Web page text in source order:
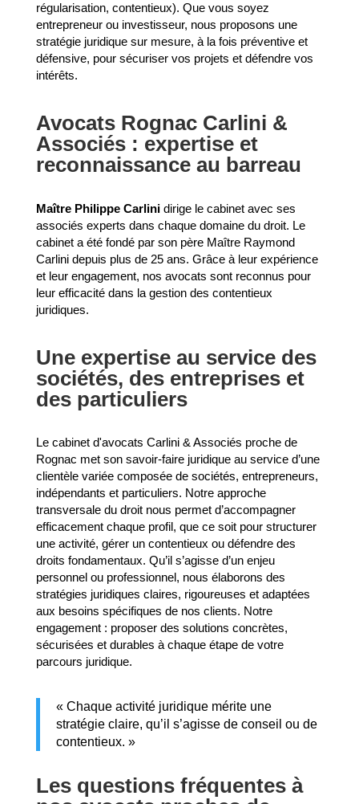
régularisation, contentieux). Que vous soyez
entrepreneur ou investisseur, nous proposons une
stratégie juridique sur mesure, à la fois préventive et
défensive, pour sécuriser vos projets et défendre vos
intérêts.
Avocats Rognac Carlini &
Associés : expertise et
reconnaissance au barreau
Maître Philippe Carlinidirige le cabinet avec ses
associés experts dans chaque domaine du droit. Le
cabinet a été fondé par son père Maître Raymond
Carlini depuis plus de 25 ans. Grâce à leur expérience
et leur engagement, nos avocats sont reconnus pour
leur efficacité dans la gestion des contentieux
juridiques.
Une expertise au service des
sociétés, des entreprises et
des particuliers
Le cabinet d'avocats Carlini & Associés proche de
Rognac met son savoir-faire juridique au service d’une
clientèle variée composée de sociétés, entrepreneurs,
indépendants et particuliers. Notre approche
transversale du droit nous permet d’accompagner
efficacement chaque profil, que ce soit pour structurer
une activité, gérer un contentieux ou défendre des
droits fondamentaux. Qu’il s’agisse d’un enjeu
personnel ou professionnel, nous élaborons des
stratégies juridiques claires, rigoureuses et adaptées
aux besoins spécifiques de nos clients. Notre
engagement : proposer des solutions concrètes,
sécurisées et durables à chaque étape de votre
parcours juridique.
« Chaque activité juridique mérite une
stratégie claire, qu’il s’agisse de conseil ou de
contentieux. »
Les questions fréquentes à